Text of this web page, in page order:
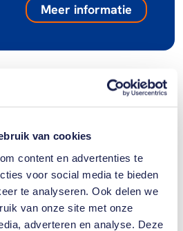
van cookies
content en advertenties te
voor social media te bieden
te analyseren. Ook delen we
van onze site met onze
adverteren en analyse. Deze
Meer informatie